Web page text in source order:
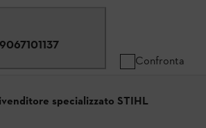
Confronta
specializzato STIHL